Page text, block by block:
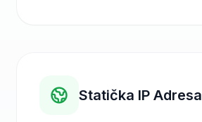
Statička IP Adresa